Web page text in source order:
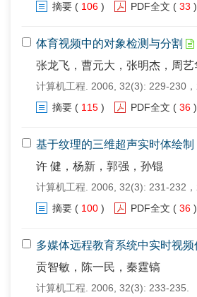
摘要 ( 106 ) PDF全文 ( 33 )
体育视频中的对象检测与分割
张龙飞，曹元大，张明杰，周艺
计算机工程. 2006, 32(3): 229-230，
摘要 ( 115 ) PDF全文 ( 36 )
基于纹理的三维超声实时体绘制
许 健，杨新，郭强，孙锟
计算机工程. 2006, 32(3): 231-232，
摘要 ( 100 ) PDF全文 ( 36 )
多媒体远程教育系统中实时视频
贡智敏，陈一民，秦霆镐
计算机工程. 2006, 32(3): 233-235.